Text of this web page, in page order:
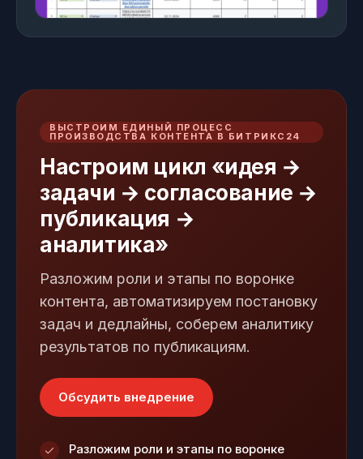
ВЫСТРОИМ ЕДИНЫЙ ПРОЦЕСС
ПРОИЗВОДСТВА КОНТЕНТА В БИТРИКС24
Настроим цикл «идея →
задачи → согласование →
публикация →
аналитика»
Разложим роли и этапы по воронке
контента, автоматизируем постановку
задач и дедлайны, соберем аналитику
результатов по публикациям.
Обсудить внедрение
Разложим роли и этапы по воронке